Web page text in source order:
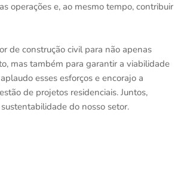
operações e, ao mesmo tempo, contribuir
de construção civil para não apenas
mas também para garantir a viabilidade
esses esforços e encorajo a
de projetos residenciais. Juntos,
do nosso setor.